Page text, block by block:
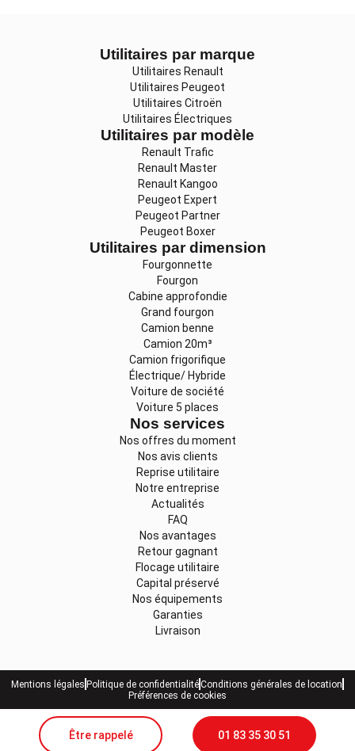
Utilitaires par marque
Utilitaires Renault
Utilitaires Peugeot
Utilitaires Citroën
Utilitaires Électriques
Utilitaires par modèle
Renault Trafic
Renault Master
Renault Kangoo
Peugeot Expert
Peugeot Partner
Peugeot Boxer
Utilitaires par dimension
Fourgonnette
Fourgon
Cabine approfondie
Grand fourgon
Camion benne
Camion 20m³
Camion frigorifique
Électrique/ Hybride
Voiture de société
Voiture 5 places
Nos services
Nos offres du moment
Nos avis clients
Reprise utilitaire
Notre entreprise
Actualités
FAQ
Nos avantages
Retour gagnant
Flocage utilitaire
Capital préservé
Nos équipements
Garanties
Livraison
Mentions légales Politique de confidentialitéConditions générales de location
Préférences de cookies
Être rappelé 01 83 35 30 51